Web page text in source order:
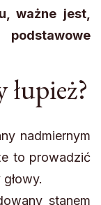
ważne jest,
nadmiernym
to prowadzić
stanem